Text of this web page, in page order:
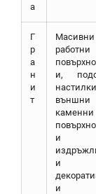
а
Г
р
а
н
и
т
Масивни
работни
и,
външни
каменни
и
и
и